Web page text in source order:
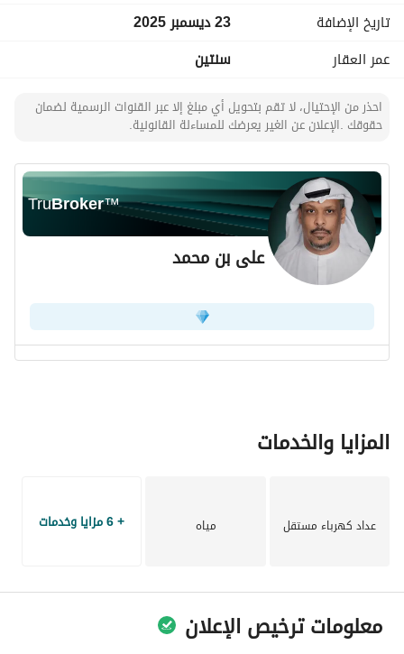
تاريخ الإضافة
23 ديسمبر 2025
عمر العقار
سنتين
احذر من الإحتيال، لا تقم بتحويل أي مبلغ إلا عبر القنوات الرسمية لضمان
حقوقك .الإعلان عن الغير يعرضك للمساءلة القانونية.
TruBroker™
على بن محمد
المزايا والخدمات
عداد كهرباء مستقل مياه + 6 مزايا وخدمات
معلومات ترخيص الإعلان